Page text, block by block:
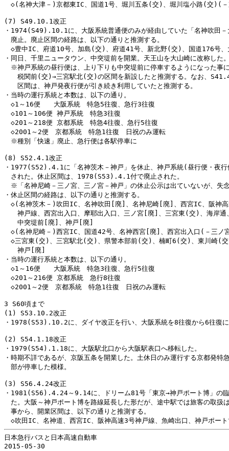
◇(名神大津－)京都東IC、国道1号、堀川五条(交)、堀川塩小路(交)(
(7) S49.10.1改正
・1974(S49).10.1に、大阪系統普通便のみが経由していた「名神吹田－
廃止。廃止区間の経路は、以下の通りと推測する。
◇豊中IC、府道10号、加島(交)、府道41号、新北野(交)、国道176号、
・同日、千里ニュータウン、中突堤前を開業。天王山を大山崎に改称した
※神戸系統の昼行便は、上り下りも中突堤前に停車するようになった事
税関前(交)→三宮駅北(交)の区間を新設したと推測する。なお、
区間は、神戸発夜行便が引き続き利用していたと推測する。
・当時の運行系統と本数は、以下の通り。
◇1～16便　　大阪系統　特急5往復、急行3往復
◇101～106便 神戸系統　特急3往復
◇201～218便 京都系統　特急4往復、急行5往復
◇2001～2便　京都系統　特急1往復　日祝のみ運転
※種別「快速」廃止、急行便は各駅停車に
(8) S52.4.1改正
・1977(S52).4.1に「名神茨木－神戸」を休止、神戸系統(昼行便・夜
された。休止区間は、1978(S53).4.1付で廃止された。
※「名神尼崎－三ノ宮、三ノ宮－神戸」の休止公示は出ていないが、失
・休止区間の経路は、以下の通りと推測する。
◇(名神茨木－)吹田IC、名神吹田[廃]、名神尼崎[廃]、西宮IC、阪神高
神戸線、西宮出入口、摩耶出入口、三ノ宮[廃]、三宮東(交)、海岸通
中突堤前[廃]、神戸[廃]
◇(名神尼崎－)西宮IC、国道42号、名神西宮[廃]、西宮出入口(－三ノ
◇三宮東(交)、三宮駅北(交)、県警本部前(交)、楠町6(交)、東川崎(
神戸[廃]
・当時の運行系統と本数は、以下の通り。
◇1～16便　　大阪系統　特急3往復、急行5往復
◇201～216便 京都系統　急行8往復
◇2001～2便　京都系統　特急1往復　日祝のみ運転
3 S60頃まで
(1) S53.10.2改正
・1978(S53).10.2に、ダイヤ改正を行い、大阪系統を8往復から6往復
(2) S54.1.18改正
・1979(S54).1.18に、大阪駅北口から大阪駅表口へ移転した。
・時期不詳であるが、京阪五条を開業した。土休日のみ運行する京都発特
部が停車した模様。
(3) S56.4.24改正
・1981(S56).4.24～9.14に、ドリーム81号「東京→神戸ポート博」の
た。大阪～神戸ポート博を路線延長した形だが、途中駅では旅客の取扱
事から、開業区間は、以下の通りと推測する。
日本急行バスと日本高速自動車
2015-05-30